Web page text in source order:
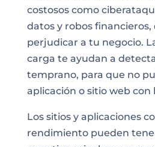
costosos como
datos y robos
perjudicar a tu negocio.
carga te ayudan a
temprano, para que no
aplicación o sitio web
Los sitios y aplicaciones
rendimiento pueden